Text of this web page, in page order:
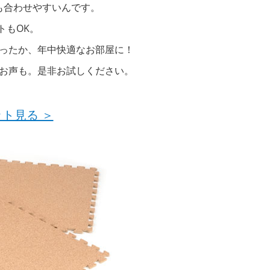
わせやすいんです。
OK。
たか、年中快適なお部屋に！
も。是非お試しください。
見る ＞